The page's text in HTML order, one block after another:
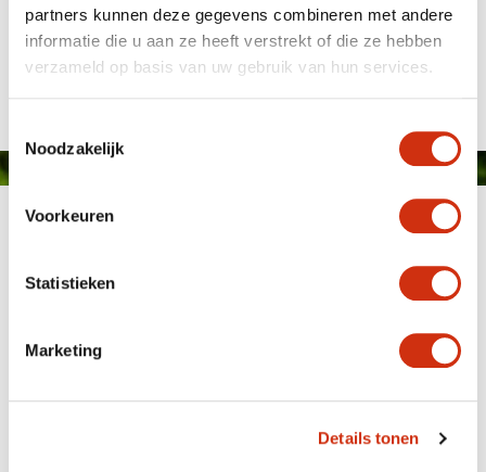
partners kunnen deze gegevens combineren met andere
informatie die u aan ze heeft verstrekt of die ze hebben
verzameld op basis van uw gebruik van hun services.
Noodzakelijk
Voorkeuren
Statistieken
Marketing
Details tonen
MEMBER OF